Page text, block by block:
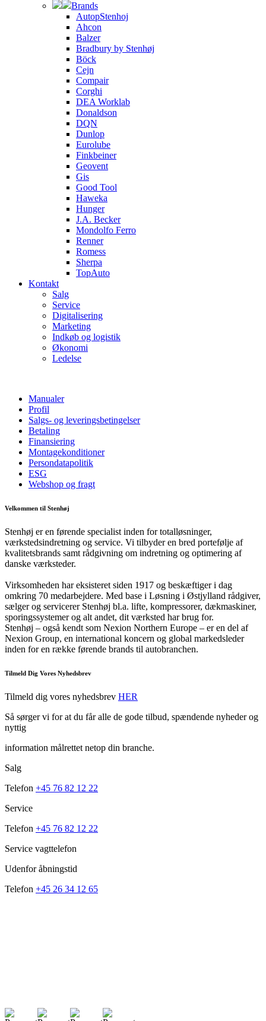
Brands
AutopStenhoj
Ahcon
Balzer
Bradbury by Stenhøj
Böck
Cejn
Compair
Corghi
DEA Worklab
Donaldson
DQN
Dunlop
Eurolube
Finkbeiner
Geovent
Gis
Good Tool
Haweka
Hunger
J.A. Becker
Mondolfo Ferro
Renner
Romess
Sherpa
TopAuto
Kontakt
Salg
Service
Digitalisering
Marketing
Indkøb og logistik
Økonomi
Ledelse
Manualer
Profil
Salgs- og leveringsbetingelser
Betaling
Finansiering
Montagekonditioner
Persondatapolitik
ESG
Webshop og fragt
Velkommen til Stenhøj
Stenhøj er en førende specialist inden for totalløsninger,
værkstedsindretning og service. Vi tilbyder en bred portefølje af
kvalitetsbrands samt rådgivning om indretning og optimering af
danske værksteder.
Virksomheden har eksisteret siden 1917 og beskæftiger i dag
omkring 70 medarbejdere. Med base i Løsning i Østjylland rådgiver,
sælger og servicerer Stenhøj bl.a. lifte, kompressorer, dækmaskiner,
sporingssystemer og alt andet, dit værksted har brug for.
Stenhøj – også kendt som Nexion Northern Europe – er en del af
Nexion Group, en international koncern og global markedsleder
inden for en række førende brands til autobranchen.
Tilmeld Dig Vores Nyhedsbrev
Tilmeld dig vores nyhedsbrev HER
Så sørger vi for at du får alle de gode tilbud, spændende nyheder og
nyttig
information målrettet netop din branche.
Salg
Telefon +45 76 82 12 22
Service
Telefon +45 76 82 12 22
Service vagttelefon
Udenfor åbningstid
Telefon +45 26 34 12 65